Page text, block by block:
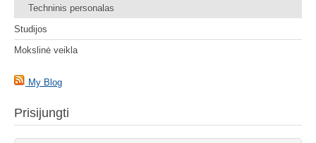
Techninis personalas
Studijos
Mokslinė veikla
My Blog
Prisijungti